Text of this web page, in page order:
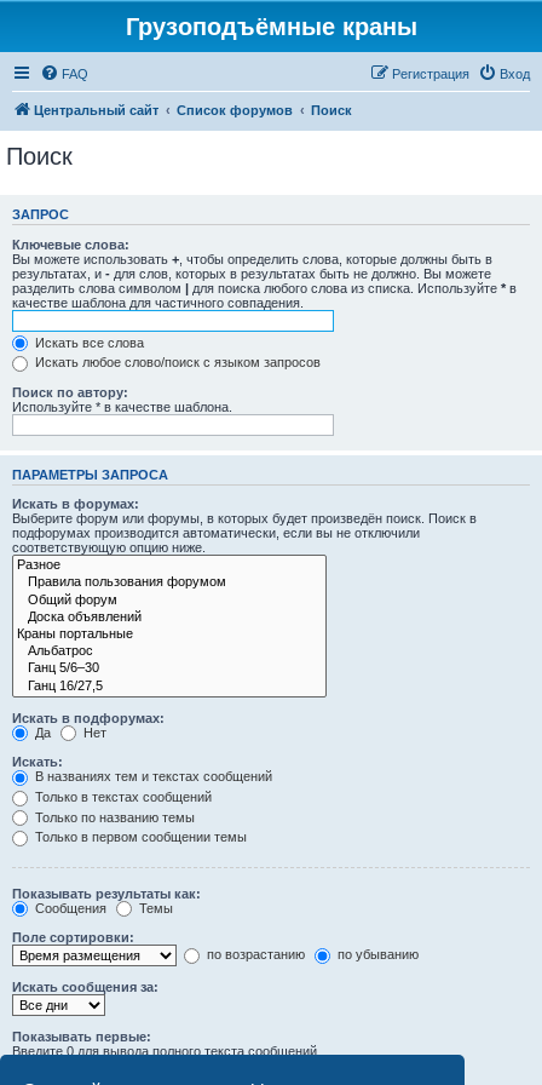
Грузоподъёмные краны
FAQ Вход
Регистрация
Центральный сайт Список форумов Поиск
Поиск
ЗАПРОС
Ключевые слова:
Вы можете использовать + , чтобы определить слова, которые должны быть в
результатах, и - для слов, которых в результатах быть не должно. Вы можете
разделить слова символом | для поиска любого слова из списка. Используйте * в
качестве шаблона для частичного совпадения.
Искать все слова
Искать любое слово/поиск с языком запросов
Поиск по автору:
Используйте * в качестве шаблона.
ПАРАМЕТРЫ ЗАПРОСА
Искать в форумах:
Выберите форум или форумы, в которых будет произведён поиск. Поиск в
подфорумах производится автоматически, если вы не отключили
соответствующую опцию ниже.
Искать в подфорумах:
Да
Нет
Искать:
В названиях тем и текстах сообщений
Только в текстах сообщений
Только по названию темы
Только в первом сообщении темы
Показывать результаты как:
Сообщения
Темы
Поле сортировки:
по возрастанию
по убыванию
Искать сообщения за:
Показывать первые:
Введите 0 для вывода полного текста сообщений.